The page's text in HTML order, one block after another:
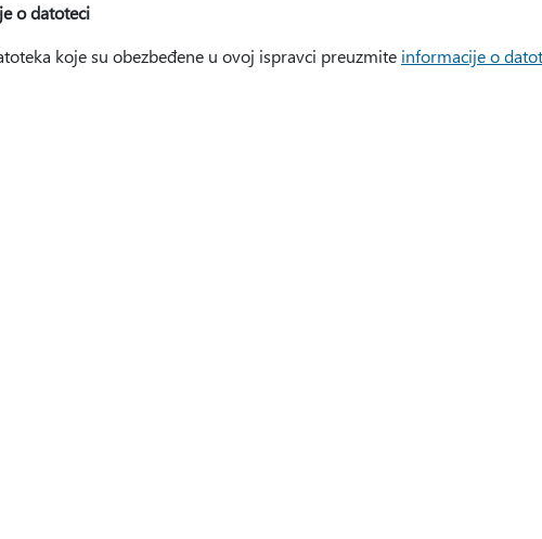
o datoteci
koje su obezbeđene u ovoj ispravci preuzmite informacije o